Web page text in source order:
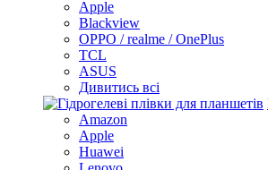
Apple
Blackview
OPPO / realme / OnePlus
TCL
ASUS
Дивитись всі
Amazon
Apple
Huawei